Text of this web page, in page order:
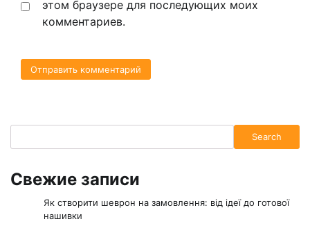
этом браузере для последующих моих
комментариев.
Search
Свежие записи
Як створити шеврон на замовлення: від ідеї до готової
нашивки